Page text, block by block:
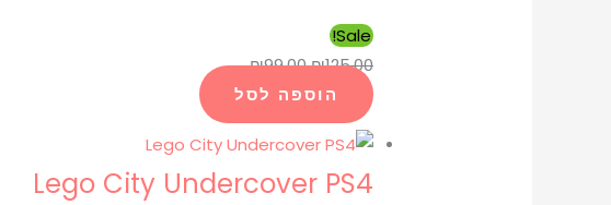
Sale!
₪125.00
₪99.00
הוספה לסל
Lego City Undercover PS4